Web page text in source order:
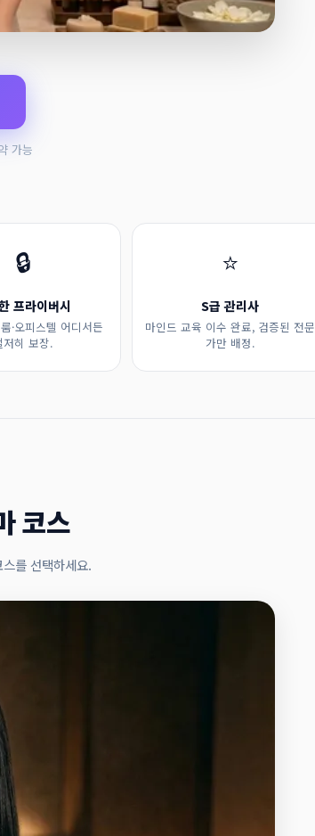
가능
🔒
프라이버시
·오피스텔 어디서든
저히 보장.
⭐
S급 관리사
마인드 교육 이수 완료, 검증된 전문
가만 배정.
코스
를 선택하세요.